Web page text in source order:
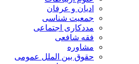
ادیان و عرفان
جمعیت شناسی
مددکاری اجتماعی
فقه شافعی
مشاوره
حقوق بین الملل عمومی